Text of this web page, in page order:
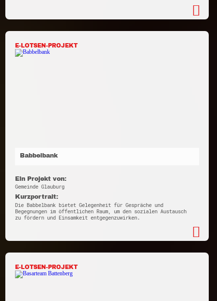
E-LOTSEN-PROJEKT
Babbelbank
Ein Projekt von:
Gemeinde Glauburg
Kurzportrait:
Die Babbelbank bietet Gelegenheit für Gespräche und
Begegnungen im öffentlichen Raum, um den sozialen Austausch
zu fördern und Einsamkeit entgegenzuwirken.
E-LOTSEN-PROJEKT